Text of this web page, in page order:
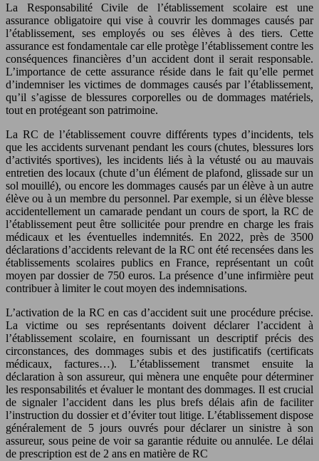
La Responsabilité Civile de l’établissement scolaire est une
assurance obligatoire qui vise à couvrir les dommages causés par
l’établissement, ses employés ou ses élèves à des tiers. Cette
assurance est fondamentale car elle protège l’établissement contre les
conséquences financières d’un accident dont il serait responsable.
L’importance de cette assurance réside dans le fait qu’elle permet
d’indemniser les victimes de dommages causés par l’établissement,
qu’il s’agisse de blessures corporelles ou de dommages matériels,
tout en protégeant son patrimoine.
La RC de l’établissement couvre différents types d’incidents, tels
que les accidents survenant pendant les cours (chutes, blessures lors
d’activités sportives), les incidents liés à la vétusté ou au mauvais
entretien des locaux (chute d’un élément de plafond, glissade sur un
sol mouillé), ou encore les dommages causés par un élève à un autre
élève ou à un membre du personnel. Par exemple, si un élève blesse
accidentellement un camarade pendant un cours de sport, la RC de
l’établissement peut être sollicitée pour prendre en charge les frais
médicaux et les éventuelles indemnités. En 2022, près de 3500
déclarations d’accidents relevant de la RC ont été recensées dans les
établissements scolaires publics en France, représentant un coût
moyen par dossier de 750 euros. La présence d’une infirmière peut
contribuer à limiter le cout moyen des indemnisations.
L’activation de la RC en cas d’accident suit une procédure précise.
La victime ou ses représentants doivent déclarer l’accident à
l’établissement scolaire, en fournissant un descriptif précis des
circonstances, des dommages subis et des justificatifs (certificats
médicaux, factures…). L’établissement transmet ensuite la
déclaration à son assureur, qui mènera une enquête pour déterminer
les responsabilités et évaluer le montant des dommages. Il est crucial
de signaler l’accident dans les plus brefs délais afin de faciliter
l’instruction du dossier et d’éviter tout litige. L’établissement dispose
généralement de 5 jours ouvrés pour déclarer un sinistre à son
assureur, sous peine de voir sa garantie réduite ou annulée. Le délai
de prescription est de 2 ans en matière de RC